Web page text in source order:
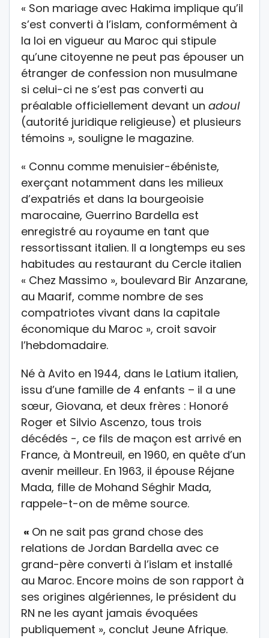
« Son mariage avec Hakima implique qu’il
s’est converti à l’islam, conformément à
la loi en vigueur au Maroc qui stipule
qu’une citoyenne ne peut pas épouser un
étranger de confession non musulmane
si celui-ci ne s’est pas converti au
préalable officiellement devant un adoul
(autorité juridique religieuse) et plusieurs
témoins », souligne le magazine.
« Connu comme menuisier-ébéniste,
exerçant notamment dans les milieux
d’expatriés et dans la bourgeoisie
marocaine, Guerrino Bardella est
enregistré au royaume en tant que
ressortissant italien. Il a longtemps eu ses
habitudes au restaurant du Cercle italien
« Chez Massimo », boulevard Bir Anzarane,
au Maarif, comme nombre de ses
compatriotes vivant dans la capitale
économique du Maroc », croit savoir
l’hebdomadaire.
Né à Avito en 1944, dans le Latium italien,
issu d’une famille de 4 enfants – il a une
sœur, Giovana, et deux frères : Honoré
Roger et Silvio Ascenzo, tous trois
décédés -, ce fils de maçon est arrivé en
France, à Montreuil, en 1960, en quête d’un
avenir meilleur. En 1963, il épouse Réjane
Mada, fille de Mohand Séghir Mada,
rappele-t-on de même source.
« On ne sait pas grand chose des
relations de Jordan Bardella avec ce
grand-père converti à l’islam et installé
au Maroc. Encore moins de son rapport à
ses origines algériennes, le président du
RN ne les ayant jamais évoquées
publiquement », conclut Jeune Afrique.